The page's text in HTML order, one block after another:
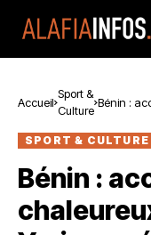
Accueil
Sport &
Culture
Bénin :
SPORT & CULTURE
Bénin :